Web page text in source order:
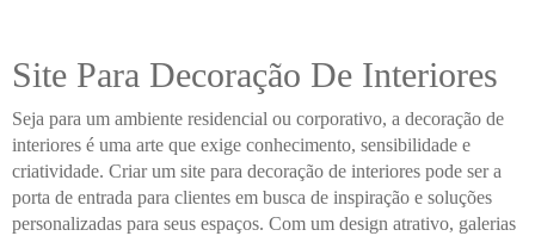
Site Para Decoração De Interiores
Seja para um ambiente residencial ou corporativo, a decoração de
interiores é uma arte que exige conhecimento, sensibilidade e
criatividade. Criar um site para decoração de interiores pode ser a
porta de entrada para clientes em busca de inspiração e soluções
personalizadas para seus espaços. Com um design atrativo, galerias